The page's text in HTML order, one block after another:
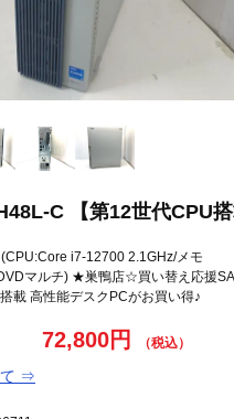
C 【第12世代CPU搭
i7-12700 2.1GHz/メモ
マルチ) ★巣鴨店☆買い替え応援
載 高性能デスクPCがお買い得♪
て ⇒
72,800円